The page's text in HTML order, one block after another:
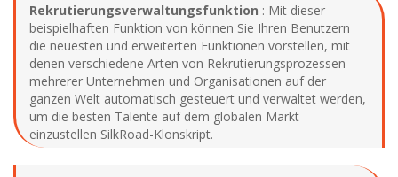
Rekrutierungsverwaltungsfunktion : Mit dieser
beispielhaften Funktion von können Sie Ihren Benutzern
die neuesten und erweiterten Funktionen vorstellen, mit
denen verschiedene Arten von Rekrutierungsprozessen
mehrerer Unternehmen und Organisationen auf der
ganzen Welt automatisch gesteuert und verwaltet werden,
um die besten Talente auf dem globalen Markt
einzustellen SilkRoad-Klonskript.